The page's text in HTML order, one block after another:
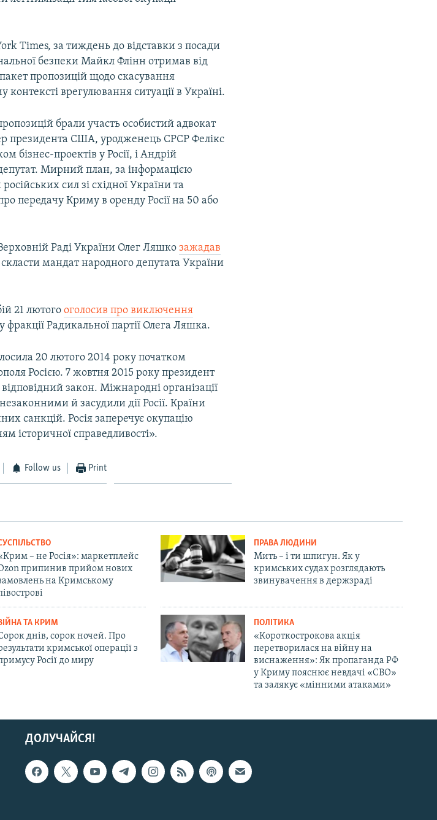
Times, за тиждень до відставки з посади
безпеки Майкл Флінн отримав від
пропозицій щодо скасування
врегулювання ситуації в Україні.
брали участь особистий адвокат
президента США, уродженець СРСР Фелікс
бізнес-проектів у Росії, і Андрій
Мирний план, за інформацією
сил зі східної України та
передачу Криму в оренду Росії на 50 або
Раді України Олег Ляшкозажадав
мандат народного депутата України
21 лютогооголосив про виключення
Радикальної партії Олега Ляшка.
20 лютого 2014 року початком
Росією. 7 жовтня 2015 року президент
закон. Міжнародні організації
й засудили дії Росії. Країни
санкцій. Росія заперечує окупацію
історичної справедливості».
Follow us Print
– не Росія»: маркетплейс
припинив прийом нових
на Кримському
ПРАВА ЛЮДИНИ
Мить – і ти шпигун. Як у
кримських судах розглядають
звинувачення в держзраді
ТА КРИМ
днів, сорок ночей. Про
кримської операції з
Росії до миру
ПОЛІТИКА
«Короткострокова акція
перетворилася на війну на
виснаження»: Як пропаганда РФ
у Криму пояснює невдачі «СВО»
та залякує «мінними атаками»
ДОЛУЧАЙСЯ!